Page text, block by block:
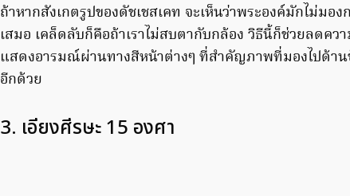
ถ้าหากสังเกตรูปของดัชเชสเคท จะเห็นว่าพระองค์มักไม่มอ
เสมอ เคล็ดลับก็คือถ้าเราไม่สบตากับกล้อง วิธีนี้ก็ช่วยลดคว
แสดงอารมณ์ผ่านทางสีหน้าต่างๆ ที่สำคัญภาพที่มองไปด้าน
อีกด้วย
3. เอียงศีรษะ 15 องศา